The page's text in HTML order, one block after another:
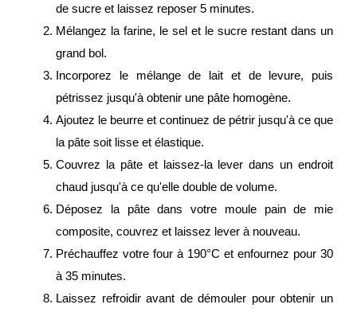
de sucre et laissez reposer 5 minutes.
Mélangez la farine, le sel et le sucre restant dans un
grand bol.
Incorporez le mélange de lait et de levure, puis
pétrissez jusqu'à obtenir une pâte homogène.
Ajoutez le beurre et continuez de pétrir jusqu'à ce que
la pâte soit lisse et élastique.
Couvrez la pâte et laissez-la lever dans un endroit
chaud jusqu'à ce qu'elle double de volume.
Déposez la pâte dans votre moule pain de mie
composite, couvrez et laissez lever à nouveau.
Préchauffez votre four à 190°C et enfournez pour 30
à 35 minutes.
Laissez refroidir avant de démouler pour obtenir un